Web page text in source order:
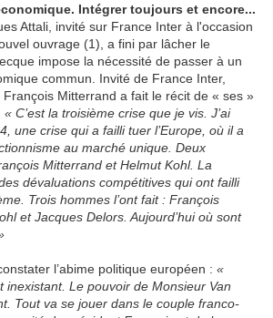
Intégrer toujours et encore...
Attali, invité sur France Inter à l'occasion
ouvrage (1), a fini par lâcher le
impose la nécessité de passer à un
commun. Invité de France Inter,
François Mitterrand a fait le récit de « ses »
« C’est la troisième crise que je vis. J’ai
une crise qui a failli tuer l’Europe, où il a
au marché unique. Deux
Mitterrand et Helmut Kohl. La
dévaluations compétitives qui ont failli
Trois hommes l’ont fait : François
et Jacques Delors. Aujourd’hui où sont
l’abime politique européen : «
inexistant. Le pouvoir de Monsieur Van
Tout va se jouer dans le couple franco-